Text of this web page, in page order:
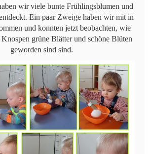
wir viele bunte Frühlingsblumen und
Ein paar Zweige haben wir mit in
und konnten jetzt beobachten, wie
grüne Blätter und schöne Blüten
geworden sind sind.